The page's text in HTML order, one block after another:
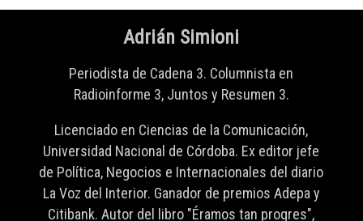
Adrián Simioni
Periodista de Cadena 3. Columnista en
Radioinforme 3, Juntos y Resumen 3.
Licenciado en Ciencias de la Comunicación,
Universidad Nacional de Córdoba. Ex editor jefe
de Política, Negocios e Internacionales del diario
La Voz del Interior. Ganador de premios Adepa y
Citibank. Autor del libro "Éramos tan progres",